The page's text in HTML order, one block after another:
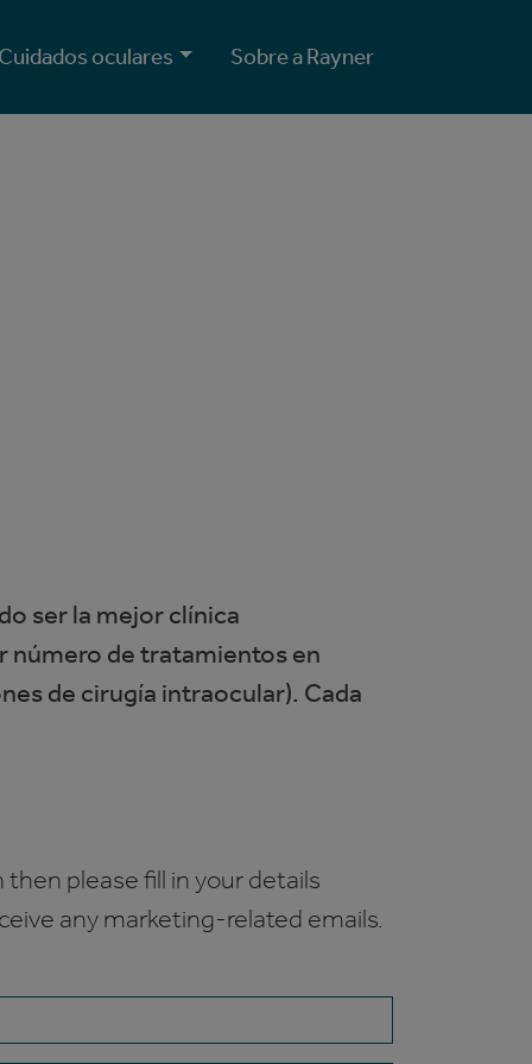
Cuidados oculares Sobre a Rayner
ser la mejor clínica
número de tratamientos en
de cirugía intraocular). Cada
please fill in your details
any marketing-related emails.